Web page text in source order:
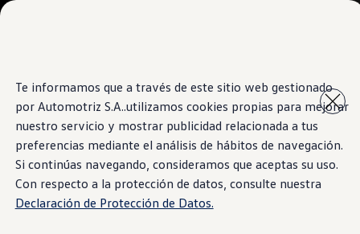
Te informamos que a través de este sitio web gestionado
por Automotriz S.A..utilizamos cookies propias para mejorar
nuestro servicio y mostrar publicidad relacionada a tus
preferencias mediante el análisis de hábitos de navegación.
Si continúas navegando, consideramos que aceptas su uso.
Con respecto a la protección de datos, consulte nuestra
Declaración de Protección de Datos.
contenido
principal
a pie
de
página
Marca y Experiencia
Volkswagen Costa Rica
Blog
Espacio Exclusivo para Prensa
Latin NCAP
Tengo un Volkswagen
Manuales Volkswagen
Postventas
Takata airbag recall campaign